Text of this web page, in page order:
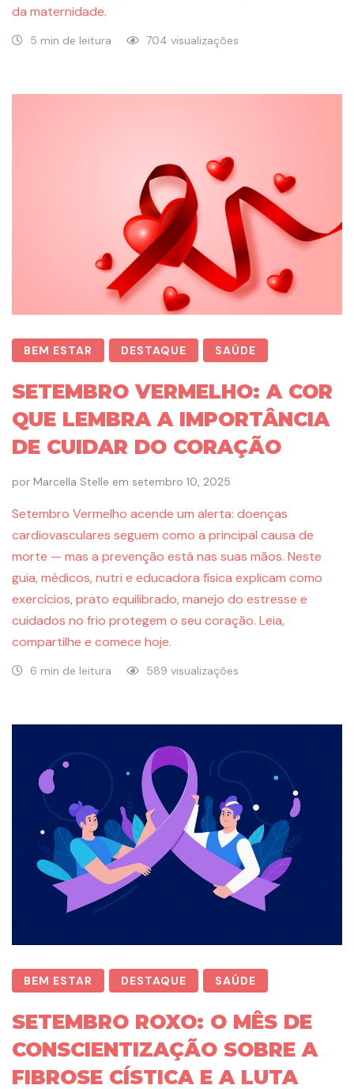
da maternidade.
5 min de leitura 704 visualizações
BEM ESTAR DESTAQUE SAÚDE
SETEMBRO VERMELHO: A COR
QUE LEMBRA A IMPORTÂNCIA
DE CUIDAR DO CORAÇÃO
por Marcella Stelle em setembro 10, 2025
Setembro Vermelho acende um alerta: doenças
cardiovasculares seguem como a principal causa de
morte — mas a prevenção está nas suas mãos. Neste
guia, médicos, nutri e educadora física explicam como
exercícios, prato equilibrado, manejo do estresse e
cuidados no frio protegem o seu coração. Leia,
compartilhe e comece hoje.
6 min de leitura 589 visualizações
BEM ESTAR DESTAQUE SAÚDE
SETEMBRO ROXO: O MÊS DE
CONSCIENTIZAÇÃO SOBRE A
FIBROSE CÍSTICA E A LUTA